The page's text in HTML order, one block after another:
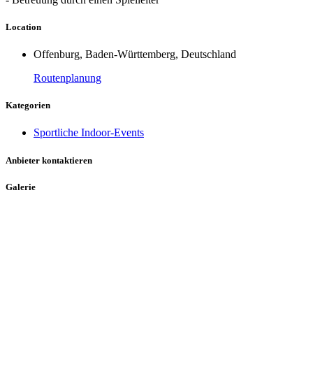
Location
Offenburg, Baden-Württemberg, Deutschland
Routenplanung
Kategorien
Sportliche Indoor-Events
Anbieter kontaktieren
Galerie